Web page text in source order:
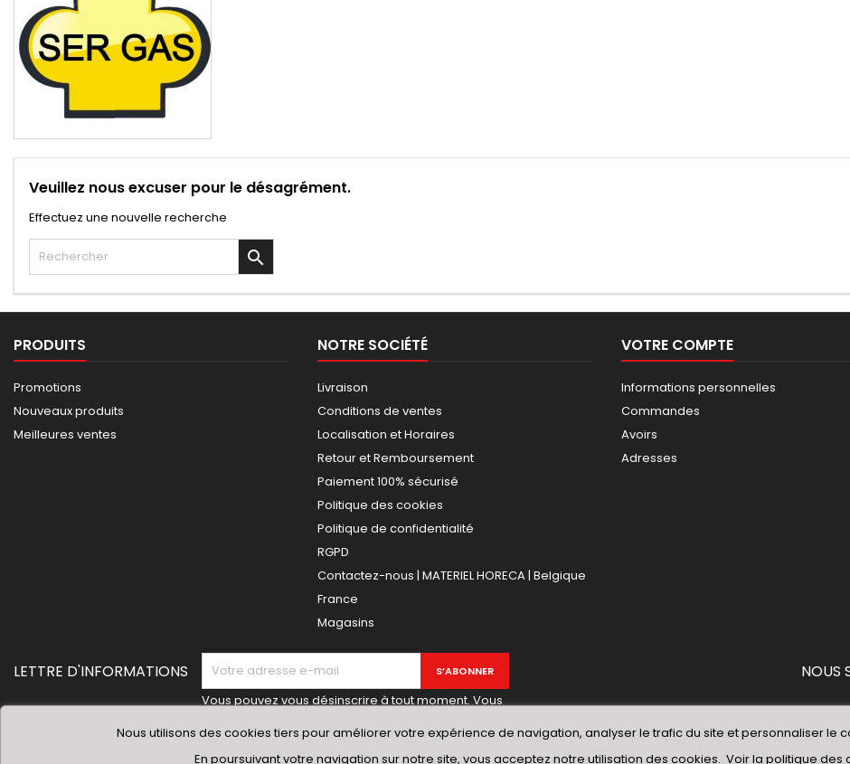
Veuillez nous excuser pour le désagrément.
Effectuez une nouvelle recherche

PRODUITS
Promotions
Nouveaux produits
Meilleures ventes
NOTRE SOCIÉTÉ
Livraison
Conditions de ventes
Localisation et Horaires
Retour et Remboursement
Paiement 100% sécurisé
Politique des cookies
Politique de confidentialité
RGPD
Contactez-nous | MATERIEL HORECA | Belgique
France
Magasins
VOTRE COMPTE
Informations personnelles
Commandes
Avoirs
Adresses
LETTRE D'INFORMATIONS
Vous pouvez vous désinscrire à tout moment. Vous
dans les conditions d'utilisation du site.
NOUS
Nous utilisons des cookies tiers pour améliorer votre expérience de navigation, analyser le trafic du site et personnaliser le
En poursuivant votre navigation sur notre site, vous acceptez notre utilisation des cookies. Voir la politique des